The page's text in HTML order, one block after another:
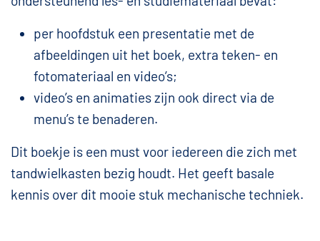
per hoofdstuk een presentatie met de
afbeeldingen uit het boek, extra teken- en
fotomateriaal en video’s;
video’s en animaties zijn ook direct via de
menu’s te benaderen.
Dit boekje is een must voor iedereen die zich met
tandwielkasten bezig houdt. Het geeft basale
kennis over dit mooie stuk mechanische techniek.